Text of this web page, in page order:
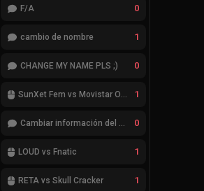
F/A 0
cambio de nombre 1
CHANGE MY NAME PLS ;) 0
SunXet Fem vs Movistar Optix Fem 1
Cambiar información del Team 0
LOUD vs Fnatic 1
RETA vs Skull Cracker 1